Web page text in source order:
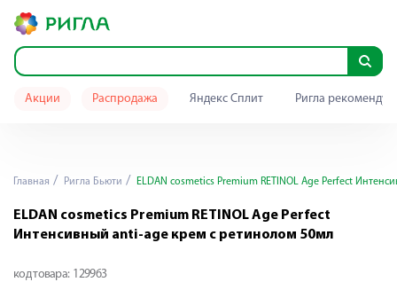
Акции Распродажа Яндекс Сплит Ригла
Главная Ригла Бьюти ELDAN cosmetics Premium RETINOL Age Perfect
ELDAN cosmetics Premium RETINOL Age Perfect
Интенсивный anti-age крем с ретинолом 50мл
код товара: 129963